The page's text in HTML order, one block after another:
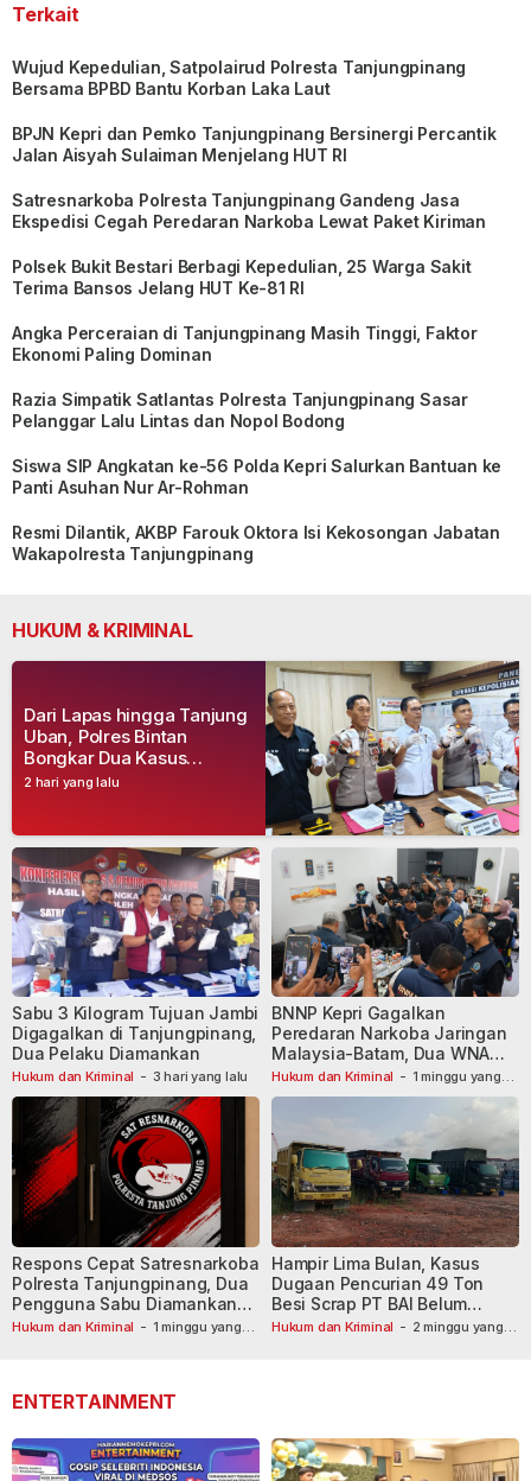
Terkait
Wujud Kepedulian, Satpolairud Polresta Tanjungpinang
Bersama BPBD Bantu Korban Laka Laut
BPJN Kepri dan Pemko Tanjungpinang Bersinergi Percantik
Jalan Aisyah Sulaiman Menjelang HUT RI
Satresnarkoba Polresta Tanjungpinang Gandeng Jasa
Ekspedisi Cegah Peredaran Narkoba Lewat Paket Kiriman
Polsek Bukit Bestari Berbagi Kepedulian, 25 Warga Sakit
Terima Bansos Jelang HUT Ke-81 RI
Angka Perceraian di Tanjungpinang Masih Tinggi, Faktor
Ekonomi Paling Dominan
Razia Simpatik Satlantas Polresta Tanjungpinang Sasar
Pelanggar Lalu Lintas dan Nopol Bodong
Siswa SIP Angkatan ke-56 Polda Kepri Salurkan Bantuan ke
Panti Asuhan Nur Ar-Rohman
Resmi Dilantik, AKBP Farouk Oktora Isi Kekosongan Jabatan
Wakapolresta Tanjungpinang
HUKUM & KRIMINAL
2 hari yang lalu
Dari Lapas hingga Tanjung
Uban, Polres Bintan
Bongkar Dua Kasus
Narkoba, Empat Tersangka
Hukum dan Kriminal - 3 hari yang lalu
Sabu 3 Kilogram Tujuan Jambi
Digagalkan di Tanjungpinang,
Dua Pelaku Diamankan
Hukum dan Kriminal - 1 minggu yang
BNNP Kepri Gagalkan
Peredaran Narkoba Jaringan
Malaysia-Batam, Dua WNA
Masih Diburu
Hukum dan Kriminal - 1 minggu yang
Respons Cepat Satresnarkoba
Polresta Tanjungpinang, Dua
Pengguna Sabu Diamankan
Usai Dilaporkan ke Call Center
Hukum dan Kriminal - 2 minggu yang
Hampir Lima Bulan, Kasus
Dugaan Pencurian 49 Ton
Besi Scrap PT BAI Belum
Tetapkan Tersangka
ENTERTAINMENT